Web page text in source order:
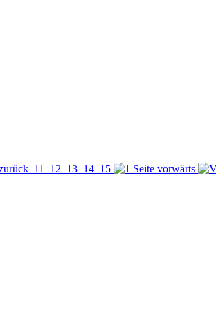
11 12 13 14 15